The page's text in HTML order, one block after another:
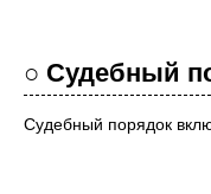
○ Судебный
Судебный порядок